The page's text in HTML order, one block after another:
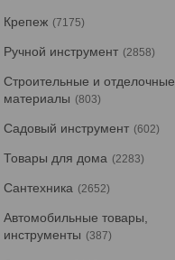
Крепеж 7175
Ручной инструмент 2858
Строительные и отделочные
материалы
803
Садовый инструмент 602
Товары для дома 2283
Сантехника 2652
Автомобильные товары,
инструменты
387